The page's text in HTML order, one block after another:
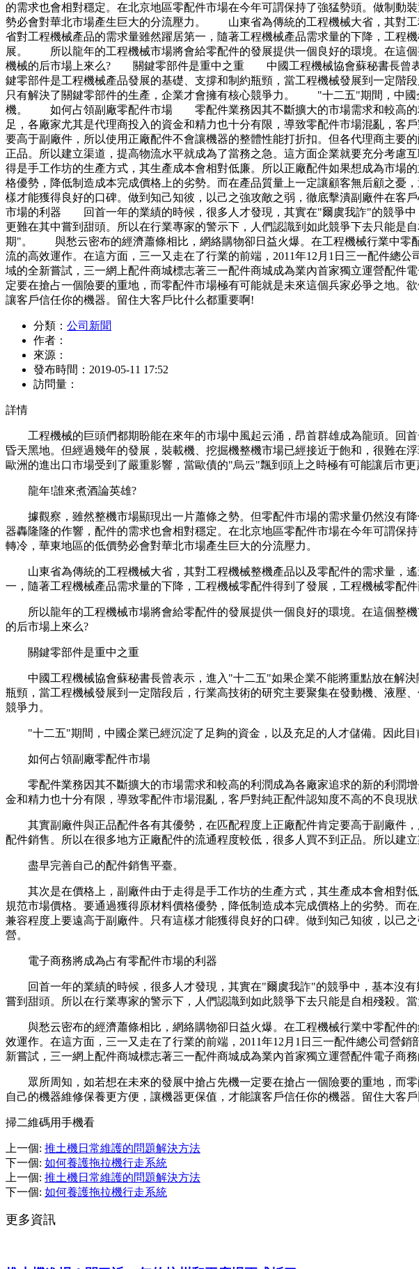
的需求也會相對穩定。在北京地區零配件市場在今年可謂保持了強猛勢頭。做制動
勢必會對華北市場產生巨大的分流壓力。 山東省為傳統的工程機械大省，其對工
省對工程機械產品的需求量雖然躍居第一，隨著工程機械產品需求量的下降，工程
展。 所以龍年的工程機械市場將會給零配件的發展提供一個良好的環境。在這個
機械的后市場上來么? 關鍵零部件是重中之重 中國工程機械協會蘇秘書長曾表
鍵零部件是工程機械產品發展的基礎、支撐和制約瓶頸，當工程機械發展到一定階
只有解決了關鍵零部件的生產，企業才會擁有核心競爭力。 "十二五"期間，中國
機。 如何占領副廠零配件市場 零配件業務因其不斷擴大的市場需求和較高的利
足，各廠家尤其是代理商投入的資金和精力也十分有限，導致零配件市場混亂，
要高于副廠件，所以使用正廠配件不會讓機器的整體性能打折扣。但各代理商主要
正品。所以建立渠道，提高物流水平就成為了當務之急。這方面企業就要充分
得是手工作坊的生產方式，其生產成本會相對低廉。所以正廠配件如果想成為市場
格優勢，降低制造成本完成價格上的劣勢。而在產品質量上一定讓顧客無后顧之憂
樣才能獲得良好的口碑。做到知己知彼，以己之強攻敵之弱，徹底擊潰副廠件在
市場的利器 回首一年的業績的時候，很多人才發現，其實在"爾虞我詐"的競爭中
更難在其中嘗到甜頭。所以在行業專家的警示下，人們認識到如此競爭下去只能是
期"。 與愁云密布的經濟蕭條相比，網絡購物卻日益火爆。在工程機械行業中零
流的高效運作。在這方面，三一又走在了行業的前端，2011年12月1日三一配件總
域的全新嘗試，三一網上配件商城標志著三一配件商城成為業內首家獨立運營配
定要在搶占一個險要的重地，而零配件市場極有可能就是未來這個兵家必爭之地。
讓客戶信任你的機器。留住大客戶比什么都重要啊!
分類： 公司新聞
作者：
來源：
發布時間： 2019-05-11 17:52
訪問量：
詳情
工程機械的巨頭們都期盼能在來年的市場中風起云涌，昂首群雄成為龍頭。回
昏天黑地。但經過幾年的發展，裝載機、挖掘機整機市場已經接近于飽和，很難在
歐洲的進出口市場受到了嚴重影響，當歐債的"烏云"飄到頭上之時極有可能讓后市
龍年!誰來煮酒論英雄?
據觀察，雖然整機市場顯現出一片蕭條之勢。但零配件市場的需求量仍然沒有
器轟隆隆的作響，配件的需求也會相對穩定。在北京地區零配件市場在今年可謂保
轉冷，華東地區的低價勢必會對華北市場產生巨大的分流壓力。
山東省為傳統的工程機械大省，其對工程機械整機產品以及零配件的需求量，
一，隨著工程機械產品需求量的下降，工程機械零配件得到了發展，工程機械零配
所以龍年的工程機械市場將會給零配件的發展提供一個良好的環境。在這個整
的后市場上來么?
關鍵零部件是重中之重
中國工程機械協會蘇秘書長曾表示，進入"十二五"如果企業不能將重點放在解決
瓶頸，當工程機械發展到一定階段后，行業高技術的研究主要聚集在發動機、液壓
競爭力。
"十二五"期間，中國企業已經沉淀了足夠的資金，以及充足的人才儲備。因此目
如何占領副廠零配件市場
零配件業務因其不斷擴大的市場需求和較高的利潤成為各廠家追求的新的利潤
金和精力也十分有限，導致零配件市場混亂，客戶對純正配件認知度不高的不良現狀
其實副廠件與正品配件各有其優勢，在匹配程度上正廠配件肯定要高于副廠件
配件銷售。所以在很多地方正廠配件的流通程度較低，很多人買不到正品。所以建
盡早完善自己的配件銷售平臺。
其次是在價格上，副廠件由于走得是手工作坊的生產方式，其生產成本會相對低
規范市場價格。要通過獲得原材料價格優勢，降低制造成本完成價格上的劣勢。而
兼容程度上要遠高于副廠件。只有這樣才能獲得良好的口碑。做到知己知彼，以己
營。
電子商務將成為占有零配件市場的利器
回首一年的業績的時候，很多人才發現，其實在"爾虞我詐"的競爭中，基本沒有
嘗到甜頭。所以在行業專家的警示下，人們認識到如此競爭下去只能是自相殘殺。
與愁云密布的經濟蕭條相比，網絡購物卻日益火爆。在工程機械行業中零配件
效運作。在這方面，三一又走在了行業的前端，2011年12月1日三一配件總公司營
新嘗試，三一網上配件商城標志著三一配件商城成為業內首家獨立運營配件電子商
眾所周知，如若想在未來的發展中搶占先機一定要在搶占一個險要的重地，而
自己的機器維修保養更方便，讓機器更保值，才能讓客戶信任你的機器。留住大客
掃二維碼用手機看
上一個: 推土機日常維護的問題解決方法
下一個: 如何養護拖拉機行走系統
上一個: 推土機日常維護的問題解決方法
下一個: 如何養護拖拉機行走系統
更多資訊